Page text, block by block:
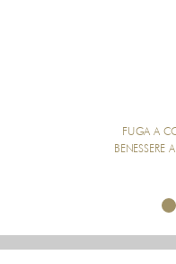
FUGA A
BENESSERE